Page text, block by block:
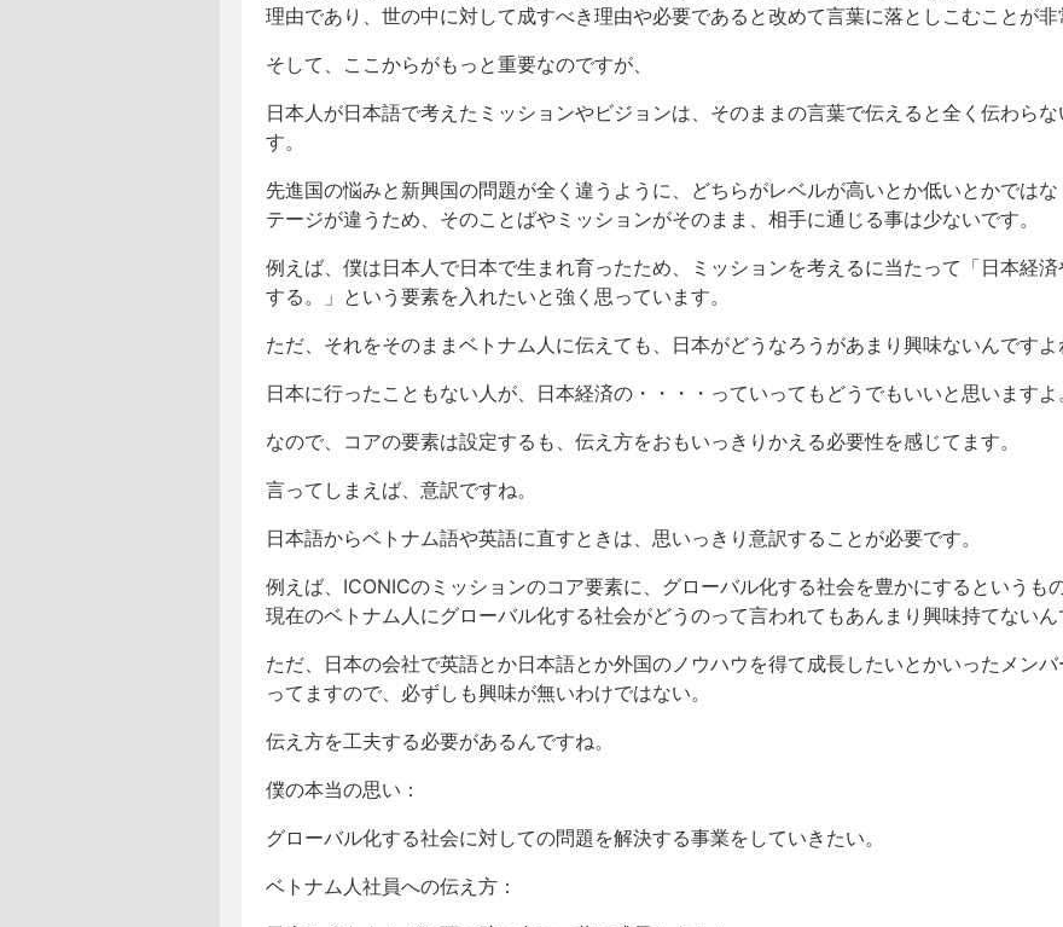
理由であり、世の中に対して成すべき理由や必要であると改めて言葉に落としこむことが非
そして、ここからがもっと重要なのですが、
日本人が日本語で考えたミッションやビジョンは、そのままの言葉で伝えると全く伝わら
す。
先進国の悩みと新興国の問題が全く違うように、どちらがレベルが高いとか低いとかでは
テージが違うため、そのことばやミッションがそのまま、相手に通じる事は少ないです。
例えば、僕は日本人で日本で生まれ育ったため、ミッションを考えるに当たって「日本経
する。」という要素を入れたいと強く思っています。
ただ、それをそのままベトナム人に伝えても、日本がどうなろうがあまり興味ないんですよ
日本に行ったこともない人が、日本経済の・・・・っていってもどうでもいいと思いますよ
なので、コアの要素は設定するも、伝え方をおもいっきりかえる必要性を感じてます。
言ってしまえば、意訳ですね。
日本語からベトナム語や英語に直すときは、思いっきり意訳することが必要です。
例えば、ICONICのミッションのコア要素に、グローバル化する社会を豊かにするというも
現在のベトナム人にグローバル化する社会がどうのって言われてもあんまり興味持てないん
ただ、日本の会社で英語とか日本語とか外国のノウハウを得て成長したいとかいったメンバ
ってますので、必ずしも興味が無いわけではない。
伝え方を工夫する必要があるんですね。
僕の本当の思い：
グローバル化する社会に対しての問題を解決する事業をしていきたい。
ベトナム人社員への伝え方：